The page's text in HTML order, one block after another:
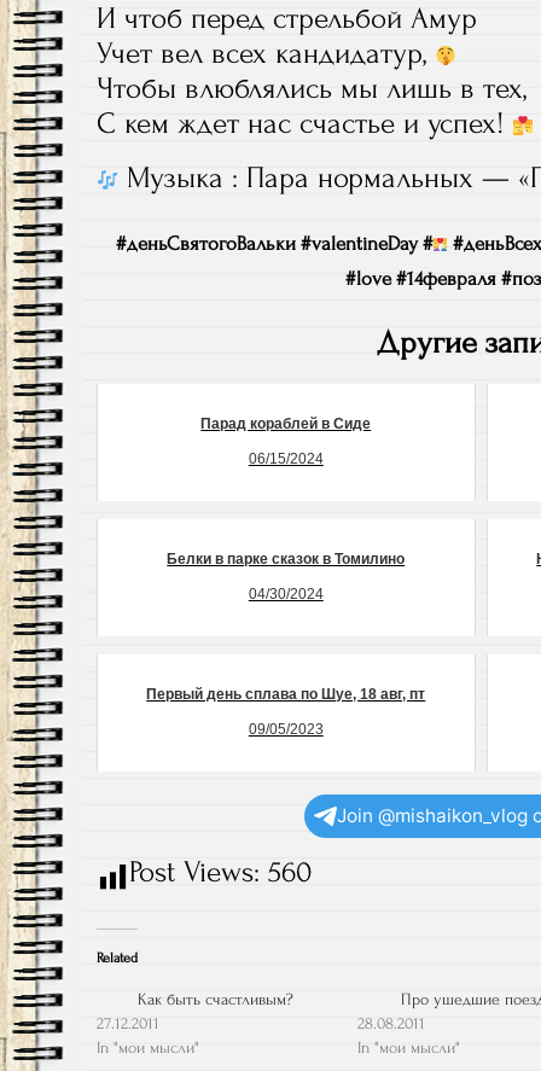
И чтоб перед стрельбой Амур
Учет вел всех кандидатур,
Чтобы влюблялись мы лишь в тех,
С кем ждет нас счастье и успех!
Музыка : Пара нормальных —
#деньСвятогоВальки #valentineDay #
#love #14февраля
Другие
Парад кораблей в Сиде
06/15/2024
Белки в парке сказок в Томилино
04/30/2024
Первый день сплава по Шуе, 18 авг, пт
09/05/2023
Join @mishaikon_vlog
Post Views: 560
Related
Как быть счастливым?
27.12.2011
In "мои мысли"
Про ушедшие
28.08.2011
In "мои мысли"